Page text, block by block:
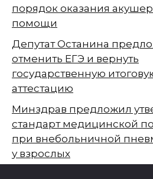
порядок оказания
помощи
Депутат Останина
отменить ЕГЭ и вернуть
государственную
аттестацию
Минздрав предложил
стандарт медицинской
при внебольничной
у взрослых